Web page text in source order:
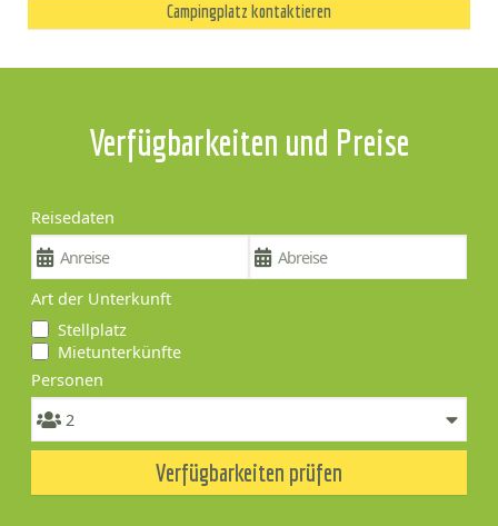
Campingplatz kontaktieren
Verfügbarkeiten und Preise
Reisedaten
Art der Unterkunft
Stellplatz
Mietunterkünfte
Personen
Verfügbarkeiten prüfen